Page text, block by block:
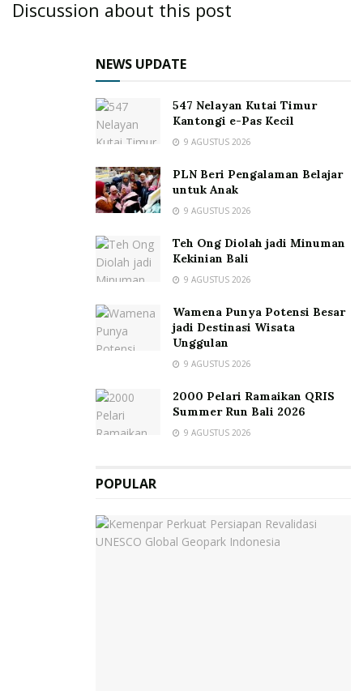
Discussion about this post
NEWS UPDATE
547 Nelayan Kutai Timur
Kantongi e-Pas Kecil
9 AGUSTUS 2026
PLN Beri Pengalaman Belajar
untuk Anak
9 AGUSTUS 2026
Teh Ong Diolah jadi Minuman
Kekinian Bali
9 AGUSTUS 2026
Wamena Punya Potensi Besar
jadi Destinasi Wisata
Unggulan
9 AGUSTUS 2026
2000 Pelari Ramaikan QRIS
Summer Run Bali 2026
9 AGUSTUS 2026
POPULAR